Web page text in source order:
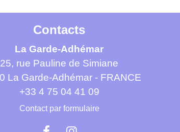
Contacts
La Garde-Adhémar
25, rue Pauline de Simiane
La Garde-Adhémar - FRANCE
+33 4 75 04 41 09
Contact par formulaire